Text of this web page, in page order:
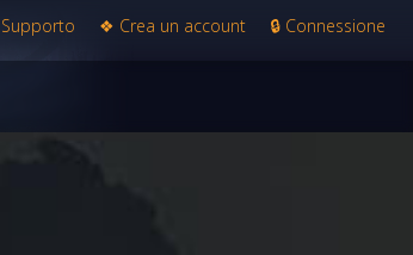
🔒Connessione
❖ Crea un account
Supporto